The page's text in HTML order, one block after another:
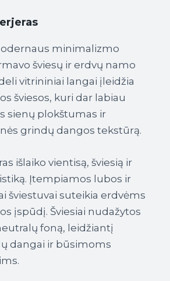
minimalizmo
šviesų ir erdvų namo
vitrininiai langai įleidžia
šviesos, kuri dar labiau
sienų plokštumas ir
grindų dangos tekstūrą.
išlaiko vientisą, šviesią ir
Įtempiamos lubos ir
šviestuvai suteikia erdvėms
įspūdį. Šviesiai nudažytos
foną, leidžiantį
dangai ir būsimoms